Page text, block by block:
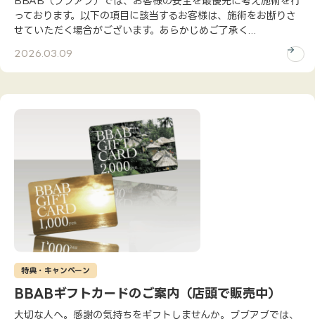
っております。以下の項目に該当するお客様は、施術をお断りさ
せていただく場合がございます。あらかじめご了承く...
2026.03.09
特典・キャンペーン
BBABギフトカードのご案内（店頭で販売中）
大切な人へ。感謝の気持ちをギフトしませんか。ブブアブでは、